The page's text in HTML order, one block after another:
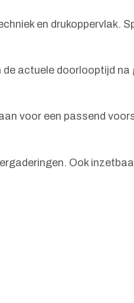
en drukoppervlak.
actuele doorlooptijd na
voor een passend
Ook